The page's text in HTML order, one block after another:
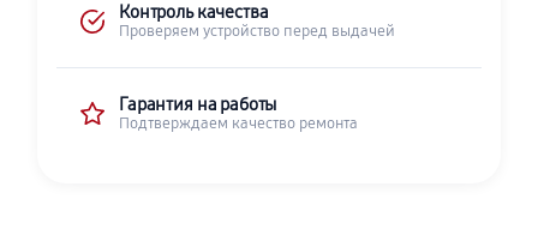
Контроль качества
Проверяем устройство перед выдачей
Гарантия на работы
Подтверждаем качество ремонта